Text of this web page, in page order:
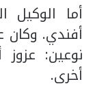
أما
أفندي. وكان
نوعين:
أخرى.